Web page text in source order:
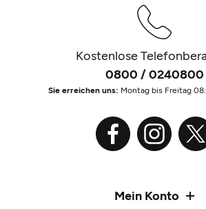
Kostenlose
0800 / 0240800
Sie erreichen uns: Montag bis Freitag
Mein Konto